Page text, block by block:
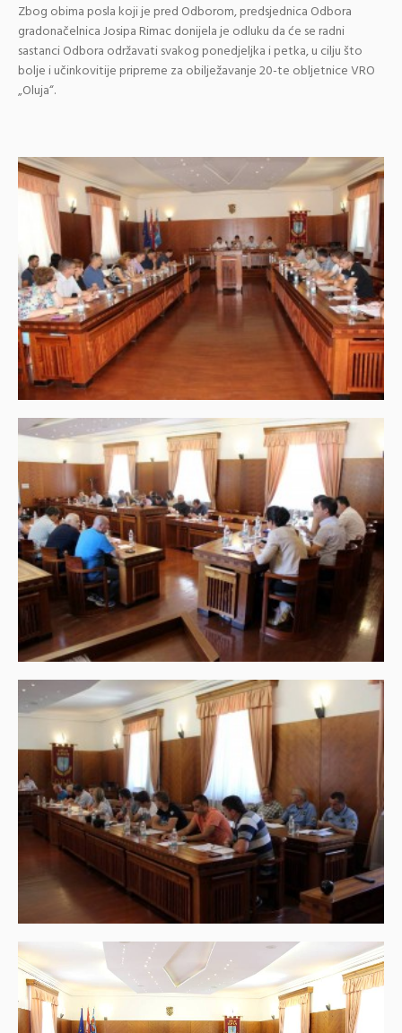
Zbog obima posla koji je pred Odborom, predsjednica Odbora
gradonačelnica Josipa Rimac donijela je odluku da će se radni
sastanci Odbora održavati svakog ponedjeljka i petka, u cilju što
bolje i učinkovitije pripreme za obilježavanje 20-te obljetnice VRO
„Oluja“.